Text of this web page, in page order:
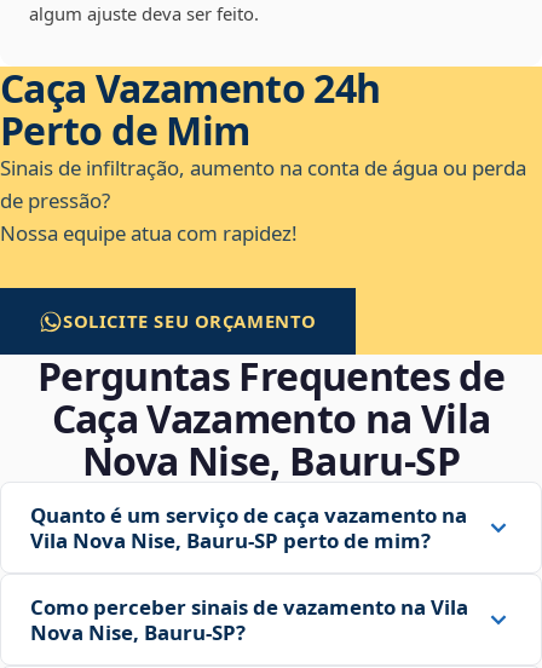
algum ajuste deva ser feito.
Caça Vazamento 24h
Perto de Mim
Sinais de infiltração, aumento na conta de água ou perda
de pressão?
Nossa equipe atua com rapidez!
SOLICITE SEU ORÇAMENTO
Perguntas Frequentes de
Caça Vazamento na Vila
Nova Nise, Bauru‑SP
Quanto é um serviço de caça vazamento na
Vila Nova Nise, Bauru‑SP perto de mim?
Como perceber sinais de vazamento na Vila
Nova Nise, Bauru‑SP?